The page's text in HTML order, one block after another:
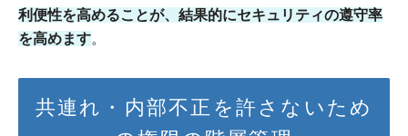
利便性を高めることが、結果的にセキュリティの遵守率
を高めます。
共連れ・内部不正を許さないため